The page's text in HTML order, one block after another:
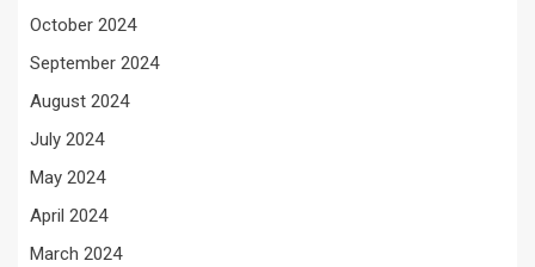
October 2024
September 2024
August 2024
July 2024
May 2024
April 2024
March 2024